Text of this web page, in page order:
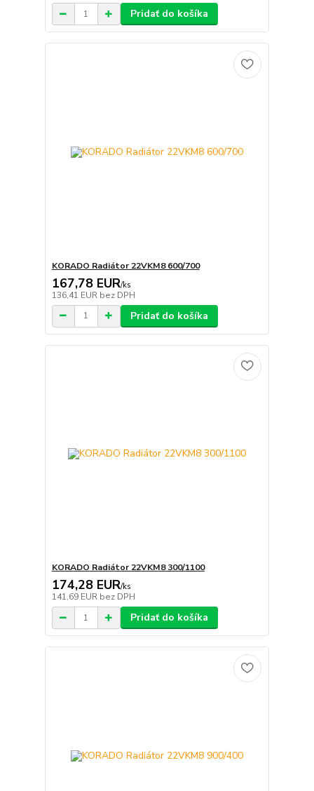
Pridať do košíka
KORADO Radiátor 22VKM8 600/700
167,78 EUR/ks
136,41 EUR bez DPH
Pridať do košíka
KORADO Radiátor 22VKM8 300/1100
174,28 EUR/ks
141,69 EUR bez DPH
Pridať do košíka